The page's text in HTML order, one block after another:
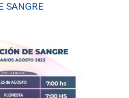
SANGRE